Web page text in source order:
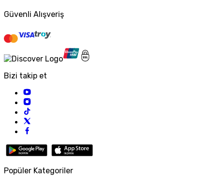
Güvenli Alışveriş
Bizi takip et
Popüler Kategoriler